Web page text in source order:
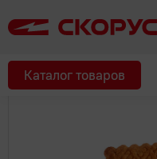
Каталог товаров
Главная Сладости
Рекомендуем